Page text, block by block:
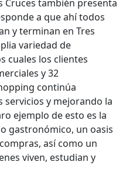
Cruces también presenta
a que ahí todos
y terminan en Tres
variedad de
cuales los clientes
y 32
continúa
servicios y mejorando la
ejemplo de esto es la
gastronómico, un oasis
así como un
viven, estudian y